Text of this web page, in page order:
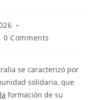
0 Comments
se caracterizó por
solidaria, que
formación de su